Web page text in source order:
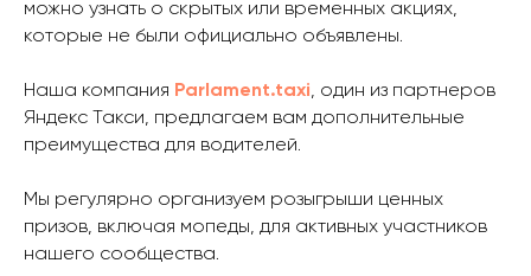
можно узнать о скрытых или временных акциях,
которые не были официально объявлены.
Наша компания Parlament.taxi , один из партнеров
Яндекс Такси, предлагаем вам дополнительные
преимущества для водителей.
Мы регулярно организуем розыгрыши ценных
призов, включая мопеды, для активных участников
нашего сообщества.